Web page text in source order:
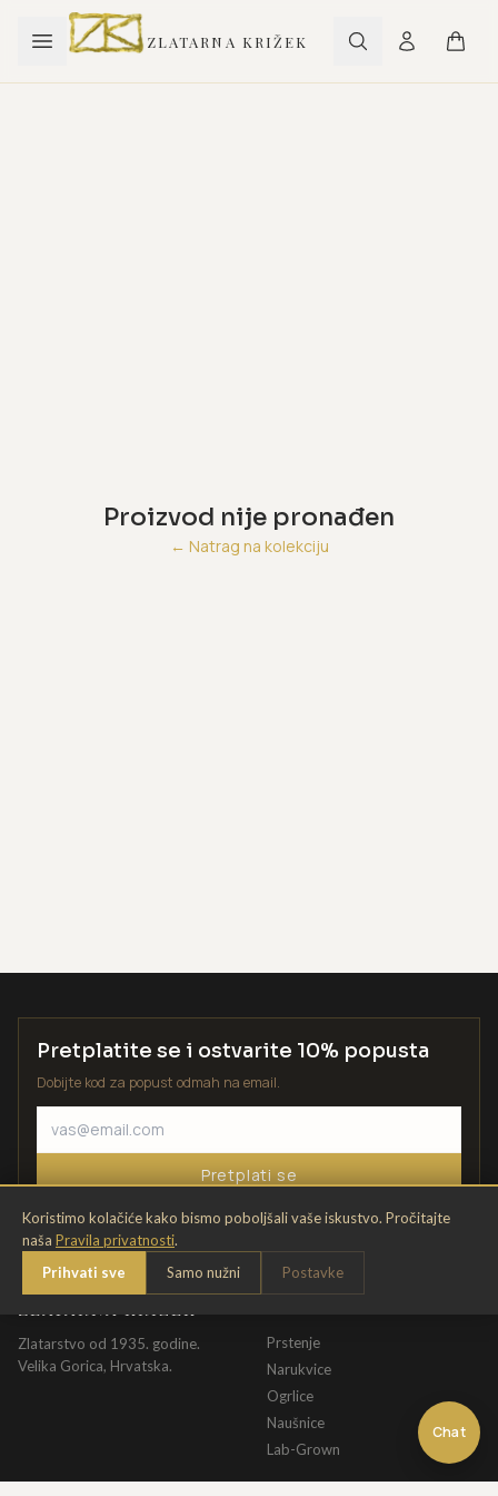
ZLATARNA KRIŽEK
Proizvod nije pronađen
← Natrag na kolekciju
Chat
Koristimo kolačiće kako bismo poboljšali vaše iskustvo. Pročitajte
naša Pravila privatnosti.
Prihvati sve
Samo nužni Postavke
Pretplatite se i ostvarite 10% popusta
Dobijte kod za popust odmah na email.
Pretplati se
Zlatarstvo od 1935. godine.
Velika Gorica, Hrvatska.
Prstenje
Narukvice
Ogrlice
Naušnice
Lab-Grown